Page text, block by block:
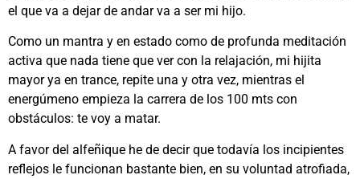
el que va a dejar de andar va a ser mi hijo.
Como un mantra y en estado como de profunda meditación
activa que nada tiene que ver con la relajación, mi hijita
mayor ya en trance, repite una y otra vez, mientras el
energúmeno empieza la carrera de los 100 mts con
obstáculos: te voy a matar.
A favor del alfeñique he de decir que todavía los incipientes
reflejos le funcionan bastante bien, en su voluntad atrofiada,